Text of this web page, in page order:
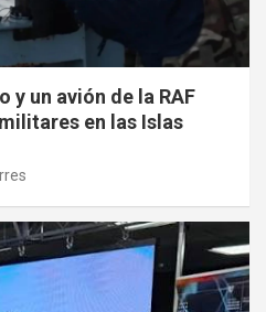
y un avión de la RAF
en las Islas